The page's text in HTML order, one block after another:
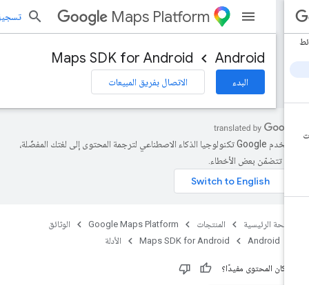
Maps Platform تسجيل
Android
Maps SDK for Android
الاتصال بفريق المبيعات
تستخدم Google تكنولوجيا الذكاء الاصطناعي لترجمة المحتوى إلى لغتك المفضّلة،
تتضمّن بعض الأخطاء.
الرئيسية المنتجات Google Maps Platform
الوثائق
Android
Maps SDK for Android الأدلة
كان المحتوى مفيدًا؟